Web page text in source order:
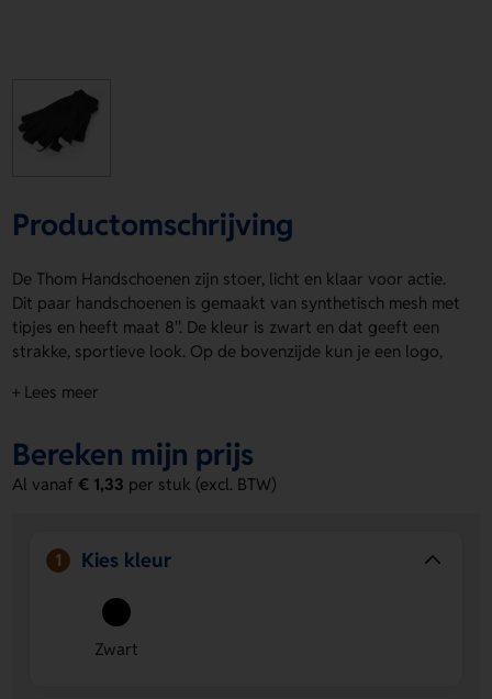
Productomschrijving
De Thom Handschoenen zijn stoer, licht en klaar voor actie.
Dit paar handschoenen is gemaakt van synthetisch mesh met
tipjes en heeft maat 8''. De kleur is zwart en dat geeft een
strakke, sportieve look. Op de bovenzijde kun je een logo,
Thom Handschoenen helemaal van jou. Bestel of vraag een
Voordelen van de Thom Handschoenen
Licht en comfortabel
een fijne, soepele pasvorm.
Strakke uitstraling
sportieve en professionele look.
+ Lees meer
Bereken mijn prijs
Al vanaf€ 1,33 per stuk (excl. BTW)
1 Kies kleur
Zwart